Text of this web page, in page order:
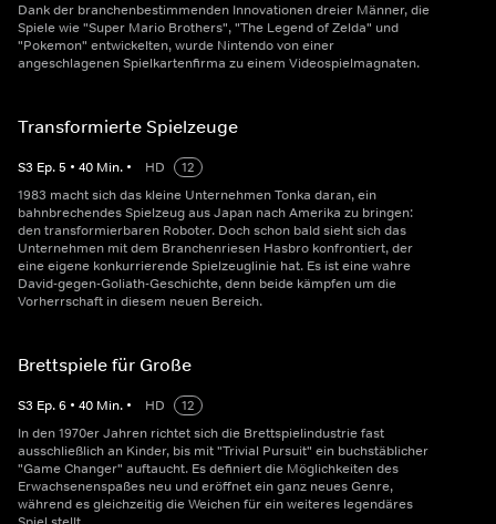
Dank der branchenbestimmenden Innovationen dreier Männer, die
Spiele wie "Super Mario Brothers", "The Legend of Zelda" und
"Pokemon" entwickelten, wurde Nintendo von einer
angeschlagenen Spielkartenfirma zu einem Videospielmagnaten.
Transformierte Spielzeuge
S3 Ep.5 • 40 Min. • HD
12
1983 macht sich das kleine Unternehmen Tonka daran, ein
bahnbrechendes Spielzeug aus Japan nach Amerika zu bringen:
den transformierbaren Roboter. Doch schon bald sieht sich das
Unternehmen mit dem Branchenriesen Hasbro konfrontiert, der
eine eigene konkurrierende Spielzeuglinie hat. Es ist eine wahre
David-gegen-Goliath-Geschichte, denn beide kämpfen um die
Vorherrschaft in diesem neuen Bereich.
Brettspiele für Große
S3 Ep.6 • 40 Min. • HD
12
In den 1970er Jahren richtet sich die Brettspielindustrie fast
ausschließlich an Kinder, bis mit "Trivial Pursuit" ein buchstäblicher
"Game Changer" auftaucht. Es definiert die Möglichkeiten des
Erwachsenenspaßes neu und eröffnet ein ganz neues Genre,
während es gleichzeitig die Weichen für ein weiteres legendäres